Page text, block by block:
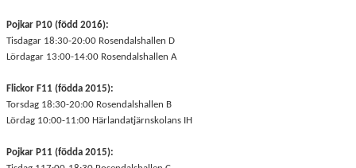
Pojkar P10 (född 2016):
Tisdagar 18:30-20:00 Rosendalshallen D
Lördagar 13:00-14:00 Rosendalshallen A
Flickor F11 (födda 2015):
Torsdag 18:30-20:00 Rosendalshallen B
Lördag 10:00-11:00 Härlandatjärnskolans IH
Pojkar P11 (födda 2015):